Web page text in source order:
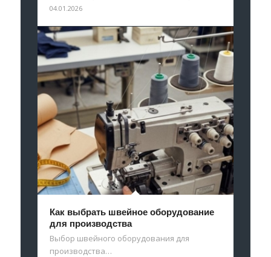
04.01.2026
Как выбрать швейное оборудование
для производства
Выбор швейного оборудования для
производства…